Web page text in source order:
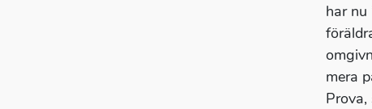
har nu
mera